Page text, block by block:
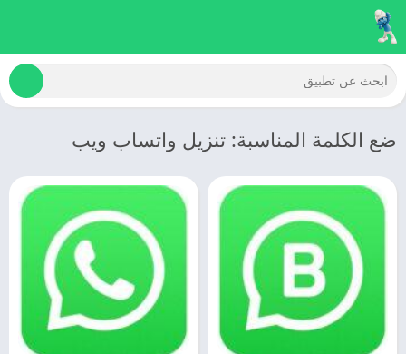
ضع الكلمة المناسبة: تنزيل واتساب ويب